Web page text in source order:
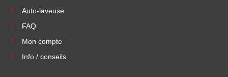
Auto-laveuse
FAQ
Mon compte
Info / conseils